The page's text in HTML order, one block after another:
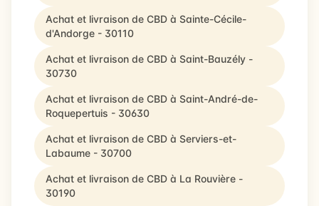
Achat et livraison de CBD à Sainte-Cécile-
d'Andorge - 30110
Achat et livraison de CBD à Saint-Bauzély -
30730
Achat et livraison de CBD à Saint-André-de-
Roquepertuis - 30630
Achat et livraison de CBD à Serviers-et-
Labaume - 30700
Achat et livraison de CBD à La Rouvière -
30190